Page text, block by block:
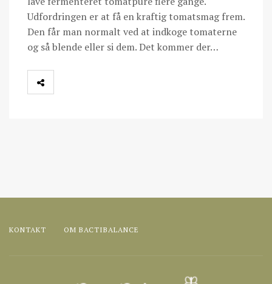
Udfordringen er at få en kraftig tomatsmag frem.
Den får man normalt ved at indkoge tomaterne
og så blende eller si dem. Det kommer der…
KONTAKT OM BACTIBALANCE